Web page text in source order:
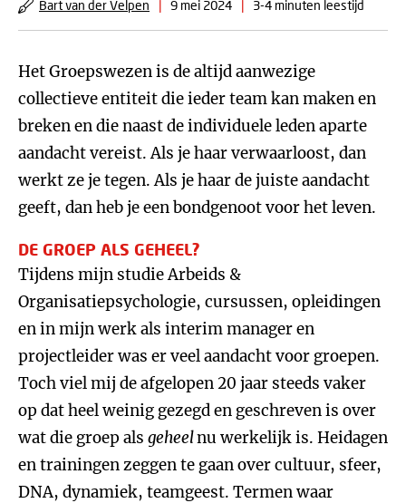
Bart van der Velpen | 9 mei 2024 | 3-4 minuten leestijd
Het Groepswezen is de altijd aanwezige
collectieve entiteit die ieder team kan maken en
breken en die naast de individuele leden aparte
aandacht vereist. Als je haar verwaarloost, dan
werkt ze je tegen. Als je haar de juiste aandacht
geeft, dan heb je een bondgenoot voor het leven.
DE GROEP ALS GEHEEL?
Tijdens mijn studie Arbeids &
Organisatiepsychologie, cursussen, opleidingen
en in mijn werk als interim manager en
projectleider was er veel aandacht voor groepen.
Toch viel mij de afgelopen 20 jaar steeds vaker
op dat heel weinig gezegd en geschreven is over
wat die groep als geheelnu werkelijk is. Heidagen
en trainingen zeggen te gaan over cultuur, sfeer,
DNA, dynamiek, teamgeest. Termen waar